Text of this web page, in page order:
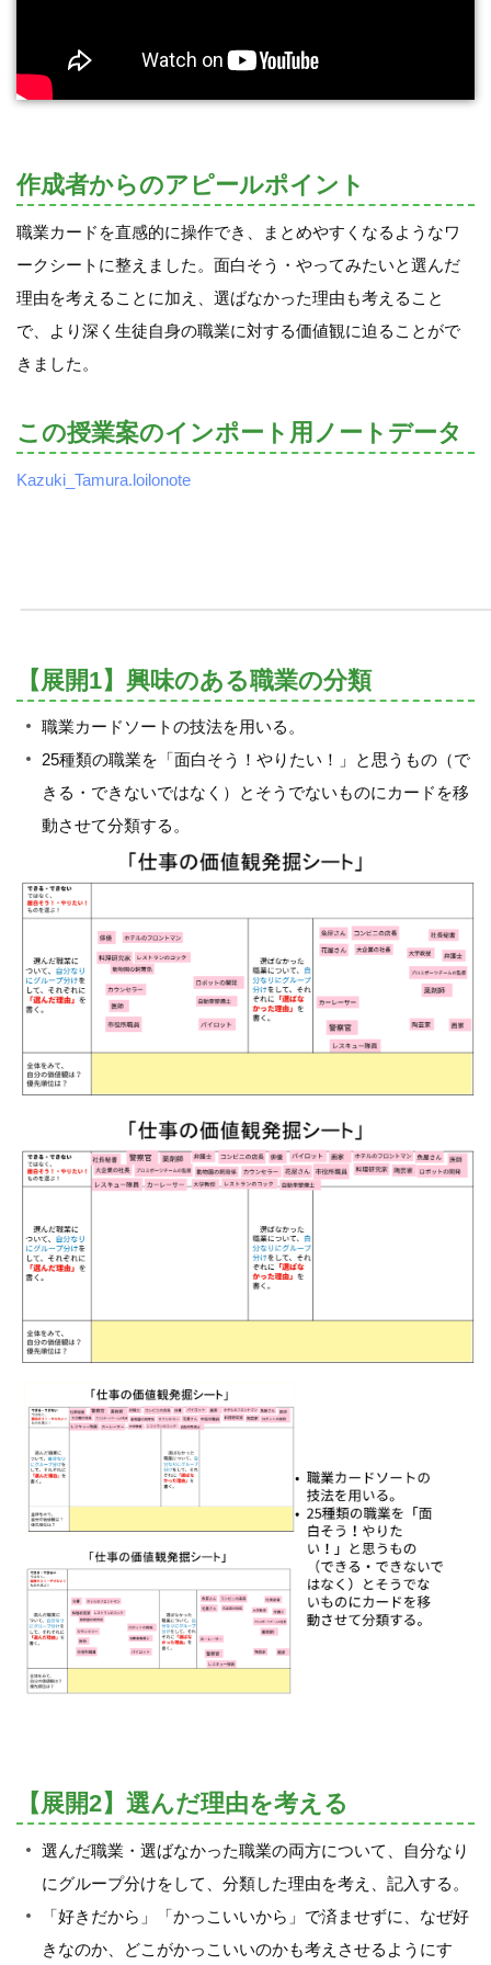
作成者からのアピールポイント
職業カードを直感的に操作でき、まとめやすくなるようなワ
ークシートに整えました。面白そう・やってみたいと選んだ
理由を考えることに加え、選ばなかった理由も考えること
で、より深く生徒自身の職業に対する価値観に迫ることがで
きました。
この授業案のインポート用ノートデータ
Kazuki_Tamura.loilonote
【展開1】興味のある職業の分類
職業カードソートの技法を用いる。
25種類の職業を「面白そう！やりたい！」と思うもの（で
きる・できないではなく）とそうでないものにカードを移
動させて分類する。
【展開2】選んだ理由を考える
選んだ職業・選ばなかった職業の両方について、自分なり
にグループ分けをして、分類した理由を考え、記入する。
「好きだから」「かっこいいから」で済ませずに、なぜ好
きなのか、どこがかっこいいのかも考えさせるようにす